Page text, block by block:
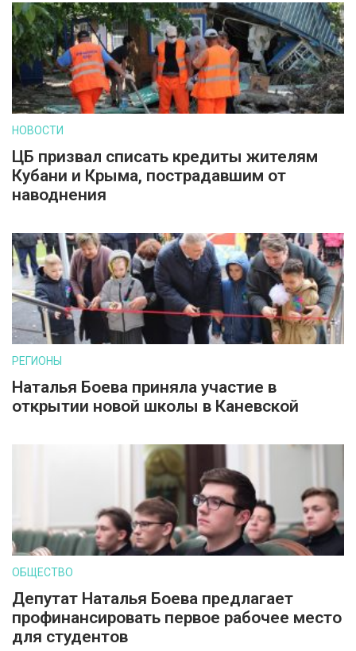
НОВОСТИ
ЦБ призвал списать кредиты жителям
Кубани и Крыма, пострадавшим от
наводнения
РЕГИОНЫ
Наталья Боева приняла участие в
открытии новой школы в Каневской
ОБЩЕСТВО
Депутат Наталья Боева предлагает
профинансировать первое рабочее место
для студентов